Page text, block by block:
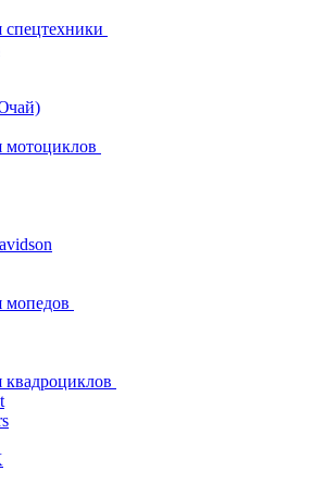
мотоциклов
мопедов